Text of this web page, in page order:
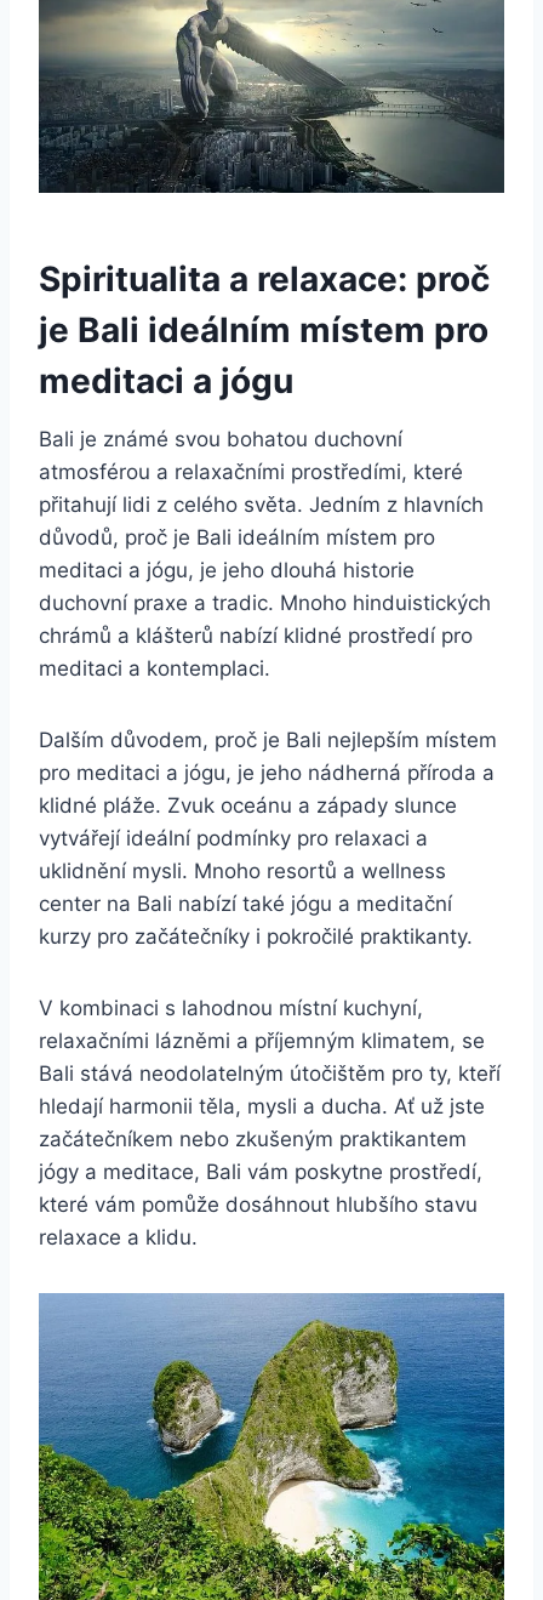
Spiritualita a relaxace: proč
je Bali ideálním místem pro
meditaci a jógu
Bali je známé svou bohatou duchovní
atmosférou a relaxačními prostředími, které
přitahují lidi z celého světa. Jedním z hlavních
důvodů, proč je Bali ideálním místem pro
meditaci a jógu, je jeho dlouhá historie
duchovní praxe a tradic. Mnoho hinduistických
chrámů a klášterů nabízí klidné prostředí pro
meditaci a kontemplaci.
Dalším důvodem, proč je Bali nejlepším místem
pro meditaci a jógu, je jeho nádherná příroda a
klidné pláže. Zvuk oceánu a západy slunce
vytvářejí ideální podmínky pro relaxaci a
uklidnění mysli. Mnoho resortů a wellness
center na Bali nabízí také jógu a meditační
kurzy pro začátečníky i pokročilé praktikanty.
V kombinaci s lahodnou místní kuchyní,
relaxačními lázněmi a příjemným klimatem, se
Bali stává neodolatelným útočištěm pro ty, kteří
hledají harmonii těla, mysli a ducha. Ať už jste
začátečníkem nebo zkušeným praktikantem
jógy a meditace, Bali vám poskytne prostředí,
které vám pomůže dosáhnout hlubšího stavu
relaxace a klidu.